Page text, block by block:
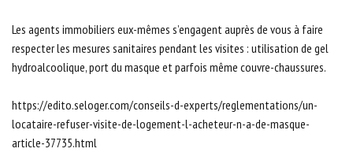
Les agents immobiliers eux-mêmes s’engagent auprès de vous à faire
respecter les mesures sanitaires pendant les visites : utilisation de gel
hydroalcoolique, port du masque et parfois même couvre-chaussures.
https://edito.seloger.com/conseils-d-experts/reglementations/un-
locataire-refuser-visite-de-logement-l-acheteur-n-a-de-masque-
article-37735.html